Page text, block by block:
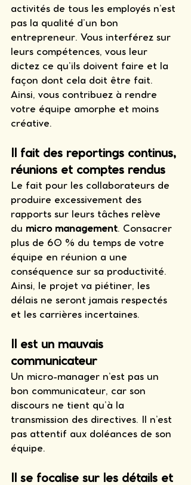
activités de tous les employés n’est
pas la qualité d’un bon
entrepreneur. Vous interférez sur
leurs compétences, vous leur
dictez ce qu’ils doivent faire et la
façon dont cela doit être fait.
Ainsi, vous contribuez à rendre
votre équipe amorphe et moins
créative.
Il fait des reportings continus,
réunions et comptes rendus
Le fait pour les collaborateurs de
produire excessivement des
rapports sur leurs tâches relève
du micro management. Consacrer
plus de 60 % du temps de votre
équipe en réunion a une
conséquence sur sa productivité.
Ainsi, le projet va piétiner, les
délais ne seront jamais respectés
et les carrières incertaines.
Il est un mauvais
communicateur
Un micro-manager n’est pas un
bon communicateur, car son
discours ne tient qu’à la
transmission des directives. Il n’est
pas attentif aux doléances de son
équipe.
Il se focalise sur les détails et